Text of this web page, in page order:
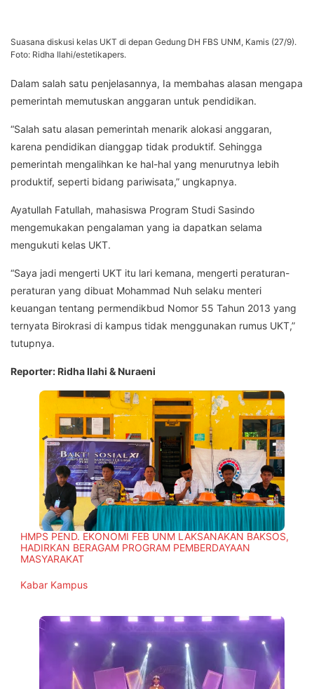
Suasana diskusi kelas UKT di depan Gedung DH FBS UNM, Kamis (27/9).
Foto: Ridha Ilahi/estetikapers.
Dalam salah satu penjelasannya, Ia membahas alasan mengapa
pemerintah memutuskan anggaran untuk pendidikan.
“Salah satu alasan pemerintah menarik alokasi anggaran,
karena pendidikan dianggap tidak produktif. Sehingga
pemerintah mengalihkan ke hal-hal yang menurutnya lebih
produktif, seperti bidang pariwisata,” ungkapnya.
Ayatullah Fatullah, mahasiswa Program Studi Sasindo
mengemukakan pengalaman yang ia dapatkan selama
mengukuti kelas UKT.
“Saya jadi mengerti UKT itu lari kemana, mengerti peraturan-
peraturan yang dibuat Mohammad Nuh selaku menteri
keuangan tentang permendikbud Nomor 55 Tahun 2013 yang
ternyata Birokrasi di kampus tidak menggunakan rumus UKT,”
tutupnya.
Reporter: Ridha Ilahi & Nuraeni
HMPS PEND. EKONOMI FEB UNM LAKSANAKAN BAKSOS,
HADIRKAN BERAGAM PROGRAM PEMBERDAYAAN
MASYARAKAT
In relation to
Kabar Kampus